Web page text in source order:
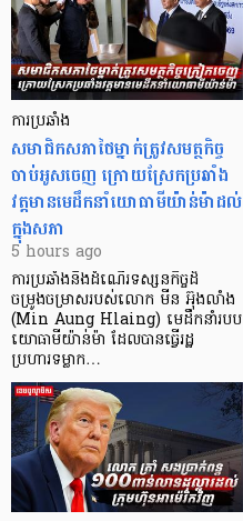
ការប្រឆាំង
សមាជិកសភាថៃម្នាក់ត្រូវសមត្ថកិច្ច
ចាប់អូសចេញ ក្រោយស្រែកប្រឆាំង
វត្តមានមេដឹកនាំយោធាមីយ៉ាន់ម៉ាដល់
ក្នុងសភា
5 hours ago
ការប្រឆាំងនឹងដំណើរទស្សនកិច្ចដ៏
ចម្រូងចម្រាសរបស់លោក មីន អ៊ុងលាំង
(Min Aung Hlaing) មេដឹកនាំរបប
យោធាមីយ៉ាន់ម៉ា ដែលបានធ្វើរដ្ឋ
ប្រហារទម្លាក…